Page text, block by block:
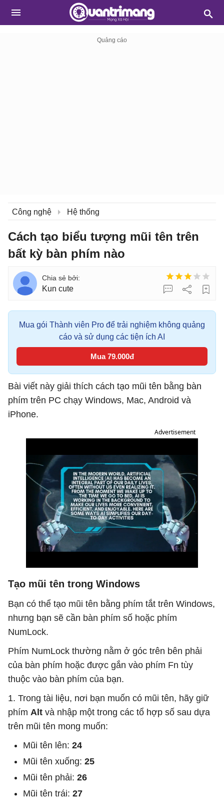
Công nghệ Hệ thống
Cách tạo biểu tượng mũi tên trên
bất kỳ bàn phím nào
Kun cute
Mua gói Thành viên Pro để trải nghiệm không quảng
cáo và sử dụng các tiện ích AI
Mua 79.000đ
Bài viết này giải thích cách tạo mũi tên bằng bàn
phím trên PC chạy Windows, Mac, Android và
iPhone.
Advertisement
Tạo mũi tên trong Windows
Bạn có thể tạo mũi tên bằng phím tắt trên Windows,
nhưng bạn sẽ cần bàn phím số hoặc phím
NumLock.
Phím NumLock thường nằm ở góc trên bên phải
của bàn phím hoặc được gắn vào phím Fn tùy
thuộc vào bàn phím của bạn.
1. Trong tài liệu, nơi bạn muốn có mũi tên, hãy giữ
phím Alt và nhập một trong các tổ hợp số sau dựa
trên mũi tên mong muốn:
Mũi tên lên: 24
Mũi tên xuống: 25
Mũi tên phải: 26
Mũi tên trái: 27